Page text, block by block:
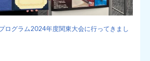
ログラム2024年度関東大会に行ってきまし